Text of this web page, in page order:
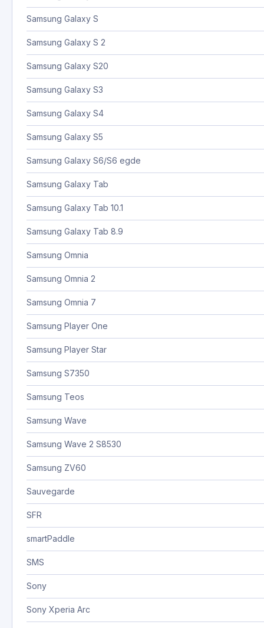
Samsung Galaxy S
Samsung Galaxy S 2
Samsung Galaxy S20
Samsung Galaxy S3
Samsung Galaxy S4
Samsung Galaxy S5
Samsung Galaxy S6/S6 egde
Samsung Galaxy Tab
Samsung Galaxy Tab 10.1
Samsung Galaxy Tab 8.9
Samsung Omnia
Samsung Omnia 2
Samsung Omnia 7
Samsung Player One
Samsung Player Star
Samsung S7350
Samsung Teos
Samsung Wave
Samsung Wave 2 S8530
Samsung ZV60
Sauvegarde
SFR
smartPaddle
SMS
Sony
Sony Xperia Arc